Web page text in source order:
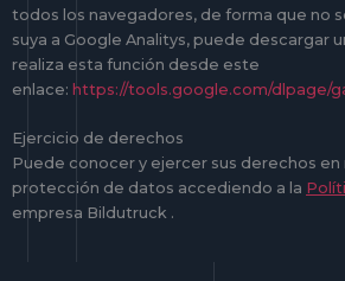
todos los navegadores, de forma que no
suya a Google Analitys, puede descargar
realiza esta función desde este
enlace: https://tools.google.com/dlpage/
Ejercicio de derechos
Puede conocer y ejercer sus derechos
protección de datos accediendo a la
empresa Bildutruck .